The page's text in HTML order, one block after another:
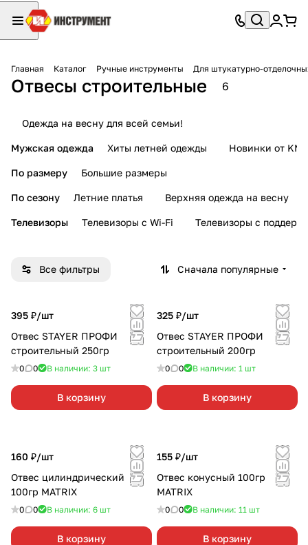
Главная Каталог Ручные инструменты Для штукатурно-
Отвесы строительные 6
Одежда на весну для всей семьи!
Мужская одежда Хиты летней одежды Новинки от KMI
По размеру Большие размеры
По сезону Летние платья Верхняя одежда на весну
Телевизоры Телевизоры с Wi-Fi Телевизоры с
Все фильтры Сначала популярные
395 ₽/шт
Отвес STAYER ПРОФИ
строительный 250гр
0 0 В наличии: 3 шт
В корзину
325 ₽/шт
Отвес STAYER ПРОФИ
строительный 200гр
0 0 В наличии: 1 шт
В корзину
160 ₽/шт
Отвес цилиндрический
100гр MATRIX
0 0 В наличии: 6 шт
В корзину
155 ₽/шт
Отвес конусный 100гр
MATRIX
0 0 В наличии: 11 шт
В корзину